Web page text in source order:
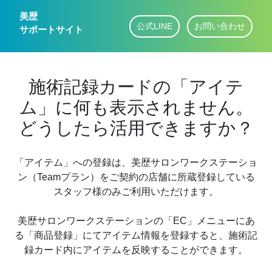
美歴
サポートサイト
公式LINE お問い合わせ
施術記録カードの「アイテ
ム」に何も表示されません。
どうしたら活用できますか？
「アイテム」への登録は、美歴サロンワークステーショ
ン（Teamプラン）をご契約の店舗に所蔵登録している
スタッフ様のみご利用いただけます。
美歴サロンワークステーションの「EC」メニューにあ
る「商品登録」にてアイテム情報を登録すると、施術記
録カード内にアイテムを反映することができます。